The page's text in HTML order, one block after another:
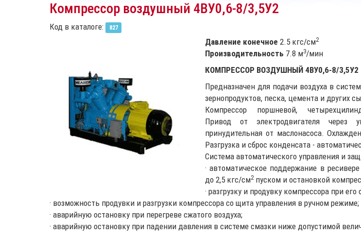
Компрессор воздушный 4ВУ0,6-8/3,5У2
Код в каталоге: 827
Давление конечное 2.5 кгс/см2
Производительность 7.8 м3/мин
КОМПРЕССОР ВОЗДУШНЫЙ 4ВУ0,6-8/3,5У2
Предназначен для подачи воздуха в
зернопродуктов, песка, цемента и других
Компрессор поршневой,
Привод от электродвигателя через
принудительная от маслонасоса.
Разгрузка и сброс конденсата -
Система автоматического управления и
· автоматическое поддержание в
до 2,5 кгс/см2пуском и остановкой
· разгрузку и продувку компрессора при его
· возможность продувки и разгрузки компрессора со щита управления в ручном режиме;
· аварийную остановку при перегреве сжатого воздуха;
· аварийную остановку при падении давления в системе смазки ниже допустимой